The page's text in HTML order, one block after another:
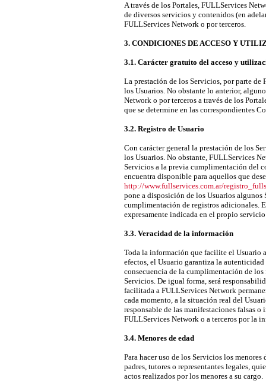
A través de los Portales, FULLServices
de diversos servicios y contenidos (en
FULLServices Network o por terceros.
3. CONDICIONES DE ACCESO Y
3.1. Carácter gratuito del acceso y
La prestación de los Servicios, por parte
los Usuarios. No obstante lo anterior,
Network o por terceros a través de los
que se determine en las correspondientes
3.2. Registro de Usuario
Con carácter general la prestación de los
los Usuarios. No obstante, FULLServices
Servicios a la previa cumplimentación del
encuentra disponible para aquellos que
http://www.fullservices.com.ar/
pone a disposición de los Usuarios
cumplimentación de registros adicionales.
expresamente indicada en el propio
3.3. Veracidad de la información
Toda la información que facilite el Usuario
efectos, el Usuario garantiza la
consecuencia de la cumplimentación de
Servicios. De igual forma, será
facilitada a FULLServices Network
cada momento, a la situación real del
responsable de las manifestaciones falsas
FULLServices Network o a terceros por la
3.4. Menores de edad
Para hacer uso de los Servicios los
padres, tutores o representantes legales,
actos realizados por los menores a su cargo.